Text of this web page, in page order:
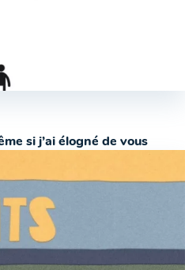
si j’ai élogné de vous